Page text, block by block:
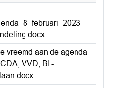
vreemd aan de agenda
VVD; BI -